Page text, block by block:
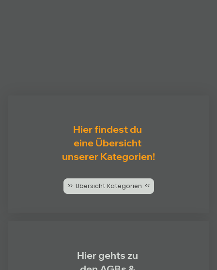
Hier findest du
eine Übersicht
unserer Kategorien!
>> Übersicht Kategorien <<
Hier gehts zu